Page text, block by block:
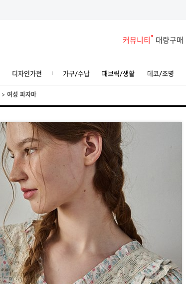
커뮤니티 대량구매
디자인가전 가구/수납 패브릭/생활 데코/조명
> 여성 파자마